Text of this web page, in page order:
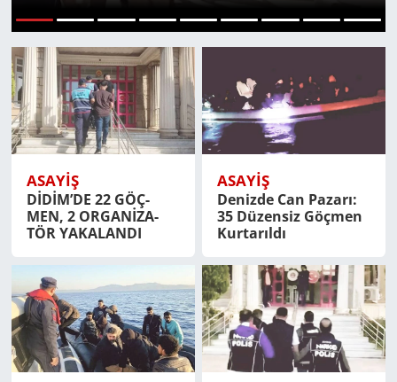
Büyük Darbe
1 2 3 4 5 6 7 8 9
ASAYİŞ
DİDİM’DE 22 GÖÇ­
MEN, 2 OR­GA­Nİ­ZA­
TÖR YA­KA­LAN­DI
ASAYİŞ
Denizde Can Pa­za­rı:
35 Dü­zen­siz Göç­men
Kur­ta­rıl­dı
GÜNDEM
HABERDE İNSAN
KÜLTÜR SANAT
MAGAZİN
POLİTİKA
SAĞLIK
SİYASET